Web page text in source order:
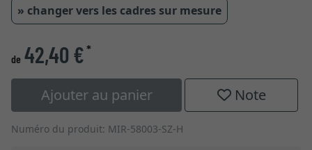
» changer vers les cadres sur mesure
de 42,40 €*
Ajouter au panier Note
Numéro du produit: MIR-58003-SZ-H